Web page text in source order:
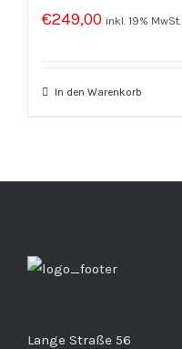
€249,00 inkl. 19% MwSt.
In den Warenkorb
Lange Straße 56